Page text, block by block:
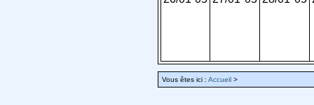
Vous êtes ici : Accueil >